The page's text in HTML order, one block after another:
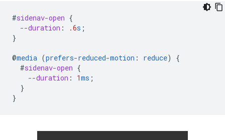
#sidenav-open {
--duration : .6s ;
}
@media (prefers-reduced-motion : reduce)
{
#sidenav-open {
--duration : 1ms ;
}
}